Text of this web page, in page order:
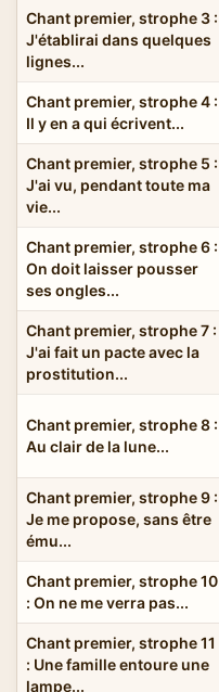
Chant premier, strophe 3 :
J'établirai dans quelques
lignes...
Chant premier, strophe 4 :
Il y en a qui écrivent...
Chant premier, strophe 5 :
J'ai vu, pendant toute ma
vie...
Chant premier, strophe 6 :
On doit laisser pousser
ses ongles...
Chant premier, strophe 7 :
J'ai fait un pacte avec la
prostitution...
Chant premier, strophe 8 :
Au clair de la lune...
Chant premier, strophe 9 :
Je me propose, sans être
ému...
Chant premier, strophe 10
: On ne me verra pas...
Chant premier, strophe 11
: Une famille entoure une
lampe...